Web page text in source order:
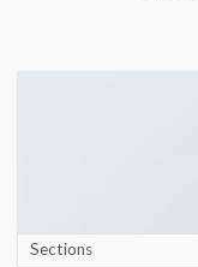
Sections